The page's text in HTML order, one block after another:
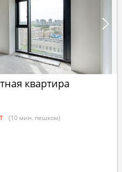
квартира
(10 мин. пешком)